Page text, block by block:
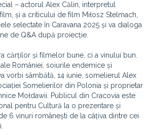
– actorul Alex Călin, interpretul
și a criticului de film Miłosz Stelmach,
selectate în Caravana 2025 și va dialoga
de Q&A după proiecție.
cărților și filmelor bune, ci a vinului bun.
României, soiurile endemice și
vorbi sâmbătă, 14 iunie, somelierul Alex
Somelierilor din Polonia și proprietar
Mołdawii. Publicul din Cracovia este
pentru Cultură la o prezentare și
6 vinuri românești de la câțiva dintre cei